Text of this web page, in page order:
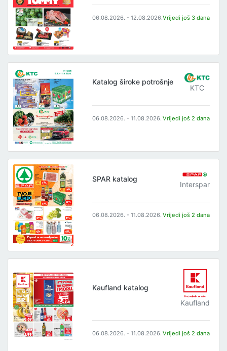
06.08.2026. - 12.08.2026.Vrijedi još 3 dana
Katalog široke potrošnje
KTC
06.08.2026. - 11.08.2026. Vrijedi još 2 dana
SPAR katalog
Interspar
06.08.2026. - 11.08.2026. Vrijedi još 2 dana
Kaufland katalog
Kaufland
06.08.2026. - 11.08.2026. Vrijedi još 2 dana